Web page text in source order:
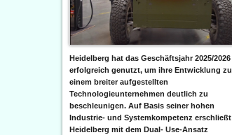
Heidelberg hat das Geschäftsjahr 2025/2026
erfolgreich genutzt, um ihre Entwicklung zu
einem breiter aufgestellten
Technologieunternehmen deutlich zu
beschleunigen. Auf Basis seiner hohen
Industrie- und Systemkompetenz erschließt
Heidelberg mit dem Dual- Use-Ansatz